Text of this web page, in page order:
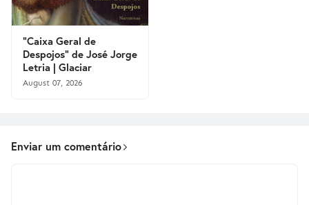
"Caixa Geral de
Despojos" de José Jorge
Letria | Glaciar
August 07, 2026
Enviar um comentário